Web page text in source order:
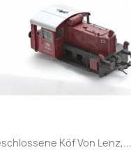
Vorschau
Köf Von Lenz,...